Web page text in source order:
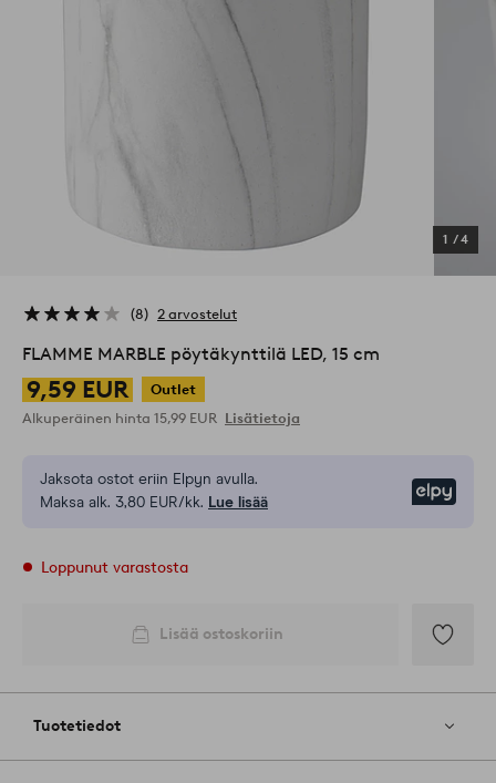
1 /4
8 2 arvostelut
FLAMME MARBLE pöytäkynttilä LED, 15 cm
9,59 EUR
Outlet
Alkuperäinen hinta 15,99 EUR Lisätietoja
Jaksota ostot eriin Elpyn avulla.
Maksa alk. 3,80 EUR/kk. Lue lisää
Loppunut varastosta
Lisää ostoskoriin
Tuotetiedot